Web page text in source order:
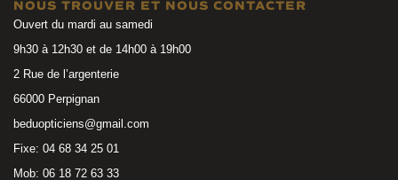
NOUS TROUVER ET NOUS CONTACTER
Ouvert du mardi au samedi
9h30 à 12h30 et de 14h00 à 19h00
2 Rue de l’argenterie
66000 Perpignan
beduopticiens@gmail.com
Fixe: 04 68 34 25 01
Mob: 06 18 72 63 33